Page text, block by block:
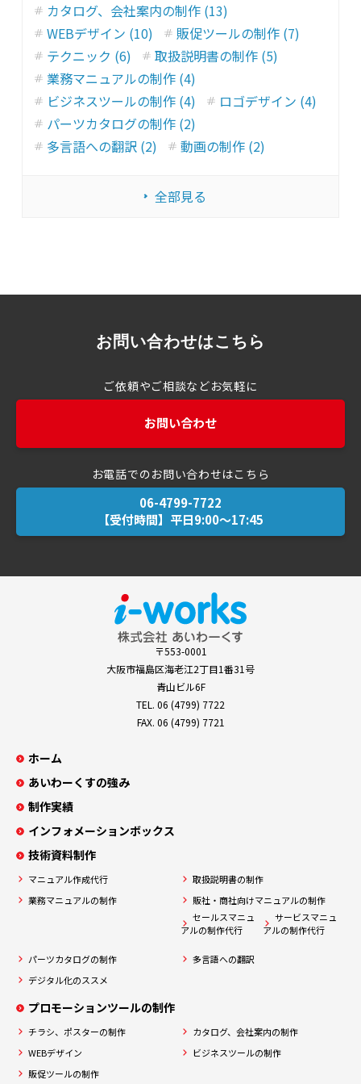
カタログ、会社案内の制作 (13)
WEBデザイン (10)
販促ツールの制作 (7)
テクニック (6)
取扱説明書の制作 (5)
業務マニュアルの制作 (4)
ビジネスツールの制作 (4)
ロゴデザイン (4)
パーツカタログの制作 (2)
多言語への翻訳 (2)
動画の制作 (2)
全部見る
お問い合わせはこちら
ご依頼やご相談などお気軽に
お問い合わせ
お電話でのお問い合わせはこちら
【受付時間】平日9:00～17:45
〒553-0001
大阪市福島区海老江2丁目1番31号
青山ビル6F
TEL. 06 (4799) 7722
FAX. 06 (4799) 7721
ホーム
あいわーくすの強み
制作実績
インフォメーションボックス
技術資料制作
マニュアル作成代行
取扱説明書の制作
業務マニュアルの制作
販社・商社向けマニュアルの制作
セールスマニュ
アルの制作代行
サービスマニュ
アルの制作代行
パーツカタログの制作
多言語への翻訳
デジタル化のススメ
プロモーションツールの制作
チラシ、ポスターの制作
カタログ、会社案内の制作
WEBデザイン
ビジネスツールの制作
販促ツールの制作